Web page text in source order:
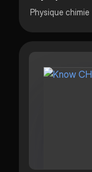
Physique chimie